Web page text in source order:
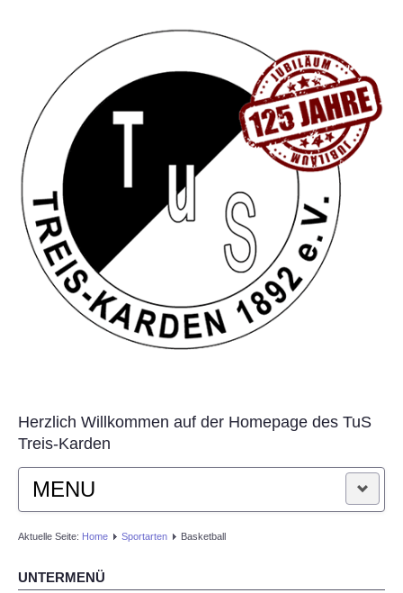
Herzlich Willkommen auf der Homepage des TuS
Treis-Karden
MENU
STARTSEITE
AKTUELLES
Aktuelle Seite: Home Sportarten Basketball
UNTERMENÜ